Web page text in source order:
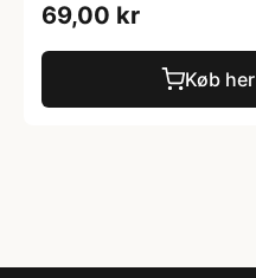
69,00 kr
Køb her